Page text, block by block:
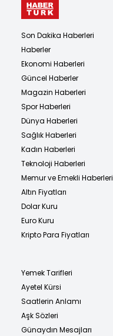
Son Dakika Haberleri
Haberler
Ekonomi Haberleri
Güncel Haberler
Magazin Haberleri
Spor Haberleri
Dünya Haberleri
Sağlık Haberleri
Kadın Haberleri
Teknoloji Haberleri
Memur ve Emekli Haberleri
Altın Fiyatları
Dolar Kuru
Euro Kuru
Kripto Para Fiyatları
Yemek Tarifleri
Ayetel Kürsi
Saatlerin Anlamı
Aşk Sözleri
Günaydın Mesajları